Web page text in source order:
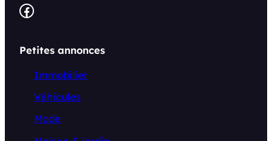
Facebook
Petites annonces
Immobilier
Véhicules
Mode